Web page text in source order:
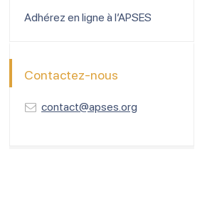
Adhérez en ligne à l’APSES
Contactez-nous
contact@apses.org